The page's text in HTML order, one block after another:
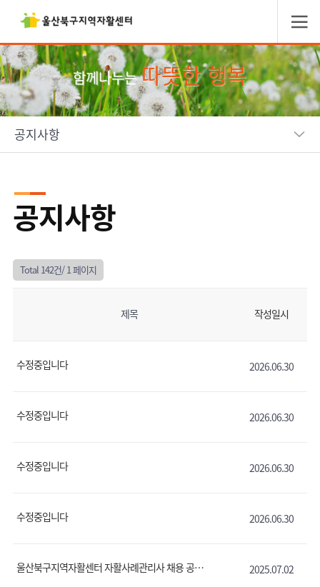
함께나누는따뜻한 행복
공지사항
공지사항
Total 142건/1 페이지
제목 작성일시
수정중입니다 2026.06.30
수정중입니다 2026.06.30
수정중입니다 2026.06.30
수정중입니다 2026.06.30
울산북구지역자활센터 자활사례관리사 채용 공고 2025.07.02